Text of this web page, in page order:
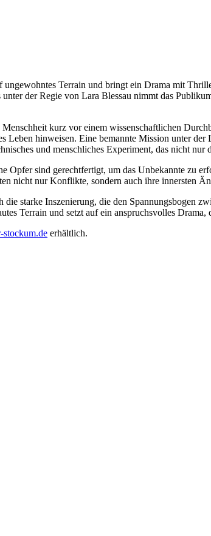
Terrain und bringt ein Drama mit
der Regie von Lara Blessau nimmt das
kurz vor einem wissenschaftlichen
Leben hinweisen. Eine bemannte Mission unter
und menschliches Experiment, das nicht
Opfer sind gerechtfertigt, um das Unbekannte zu
nicht nur Konflikte, sondern auch ihre innersten
starke Inszenierung, die den Spannungsbogen
Terrain und setzt auf ein anspruchsvolles Drama,
stockum.de erhältlich.